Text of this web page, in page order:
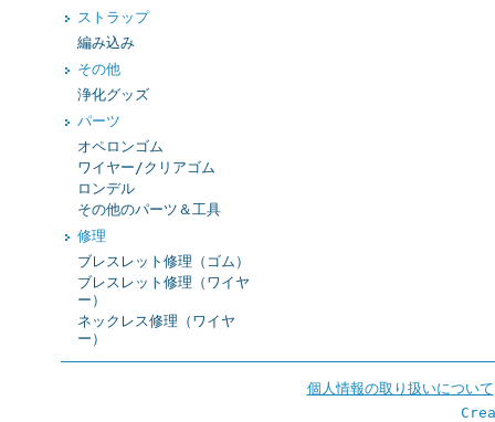
ストラップ
編み込み
その他
浄化グッズ
パーツ
オペロンゴム
ワイヤー/クリアゴム
ロンデル
その他のパーツ＆工具
修理
ブレスレット修理（ゴム）
ブレスレット修理（ワイヤ
ー）
ネックレス修理（ワイヤ
ー）
個人情報の取り扱いについて